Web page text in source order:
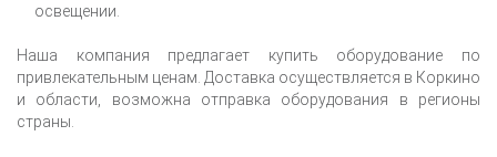
освещении.
Наша компания предлагает купить оборудование по
привлекательным ценам. Доставка осуществляется в Коркино
и области, возможна отправка оборудования в регионы
страны.